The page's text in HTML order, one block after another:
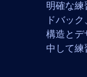
明確な練
ドバッ
構造とデ
中して練